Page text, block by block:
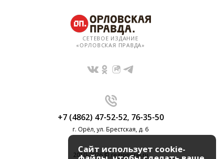
СЕТЕВОЕ ИЗДАНИЕ
«ОРЛОВСКАЯ ПРАВДА»
+7 (4862) 47-52-52, 76-35-50
г. Орёл, ул. Брестская, д. 6
2010-2026 © regionorel.ru
Сайт использует cookie-